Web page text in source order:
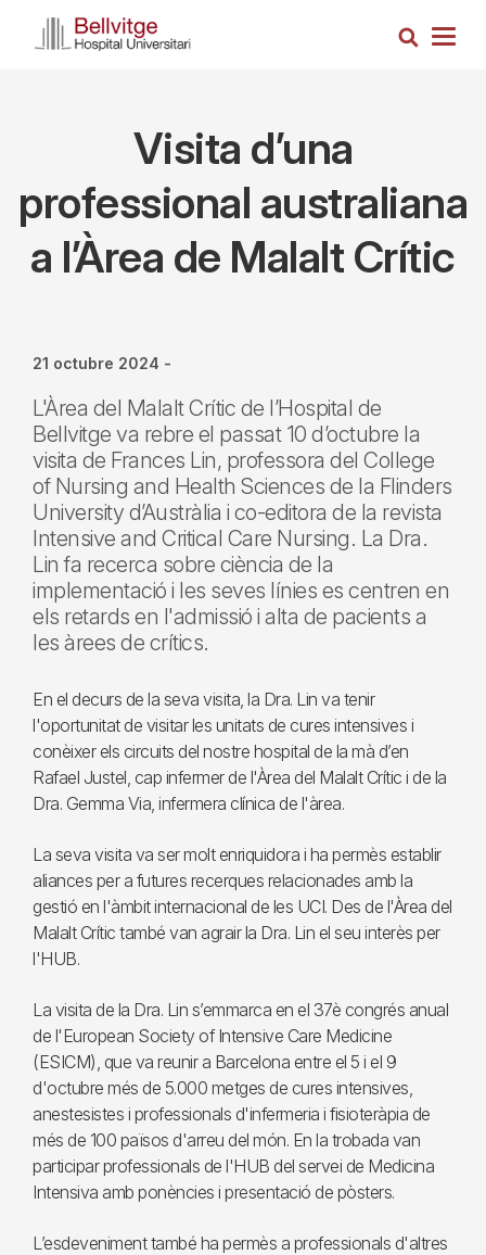
Cerca
Visita d’una
professional australiana
a l’Àrea de Malalt Crític
21 octubre 2024 -
L'Àrea del Malalt Crític de l’Hospital de
Bellvitge va rebre el passat 10 d’octubre la
visita de Frances Lin, professora del College
of Nursing and Health Sciences de la Flinders
University d’Austràlia i co-editora de la revista
Intensive and Critical Care Nursing. La Dra.
Lin fa recerca sobre ciència de la
implementació i les seves línies es centren en
els retards en l'admissió i alta de pacients a
les àrees de crítics.
En el decurs de la seva visita, la Dra. Lin va tenir
l'oportunitat de visitar les unitats de cures intensives i
conèixer els circuits del nostre hospital de la mà d’en
Rafael Justel, cap infermer de l'Àrea del Malalt Crític i de la
Dra. Gemma Via, infermera clínica de l'àrea.
La seva visita va ser molt enriquidora i ha permès establir
aliances per a futures recerques relacionades amb la
gestió en l'àmbit internacional de les UCI. Des de l'Àrea del
Malalt Crític també van agrair la Dra. Lin el seu interès per
l'HUB.
La visita de la Dra. Lin s’emmarca en el 37è congrés anual
de l'European Society of Intensive Care Medicine
(ESICM), que va reunir a Barcelona entre el 5 i el 9
d'octubre més de 5.000 metges de cures intensives,
anestesistes i professionals d'infermeria i fisioteràpia de
més de 100 països d'arreu del món. En la trobada van
participar professionals de l'HUB del servei de Medicina
Intensiva amb ponències i presentació de pòsters.
L’esdeveniment també ha permès a professionals d'altres